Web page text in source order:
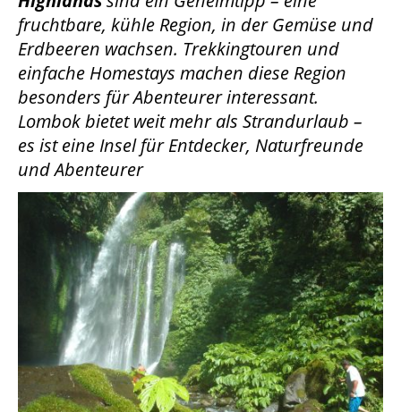
fruchtbare, kühle Region, in der Gemüse und
Erdbeeren wachsen. Trekkingtouren und
einfache Homestays machen diese Region
besonders für Abenteurer interessant.
Lombok bietet weit mehr als Strandurlaub –
es ist eine Insel für Entdecker, Naturfreunde
und Abenteurer